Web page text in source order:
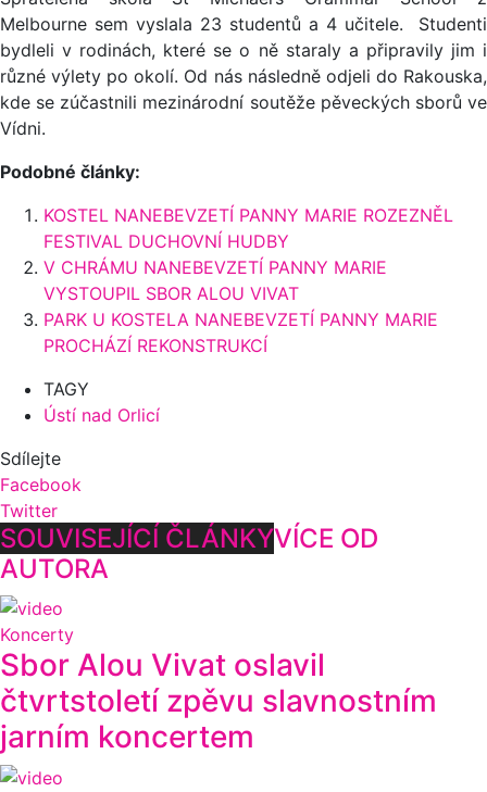
Melbourne sem vyslala 23 studentů a 4 učitele. Studenti
bydleli v rodinách, které se o ně staraly a připravily jim i
různé výlety po okolí. Od nás následně odjeli do Rakouska,
kde se zúčastnili mezinárodní soutěže pěveckých sborů ve
Vídni.
Podobné články:
KOSTEL NANEBEVZETÍ PANNY MARIE ROZEZNĚL
FESTIVAL DUCHOVNÍ HUDBY
V CHRÁMU NANEBEVZETÍ PANNY MARIE
VYSTOUPIL SBOR ALOU VIVAT
PARK U KOSTELA NANEBEVZETÍ PANNY MARIE
PROCHÁZÍ REKONSTRUKCÍ
TAGY
Ústí nad Orlicí
Sdílejte
Facebook
Twitter
SOUVISEJÍCÍ ČLÁNKYVÍCE OD
AUTORA
Koncerty
Sbor Alou Vivat oslavil
čtvrtstoletí zpěvu slavnostním
jarním koncertem